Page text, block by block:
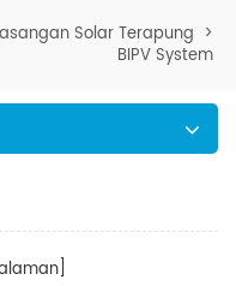
Solar Terapung >
BIPV System